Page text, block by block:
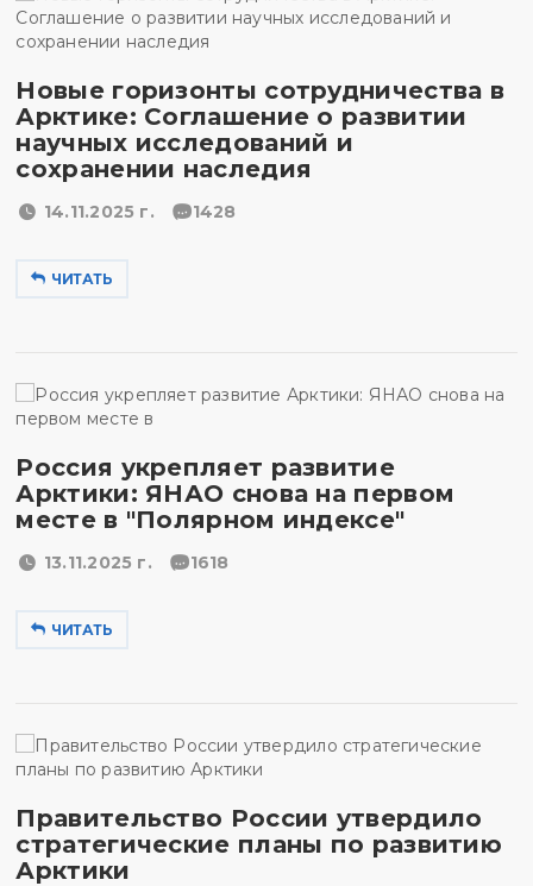
Новые горизонты сотрудничества в
Арктике: Соглашение о развитии
научных исследований и
сохранении наследия
14.11.2025 г. 1428
ЧИТАТЬ
Россия укрепляет развитие
Арктики: ЯНАО снова на первом
месте в "Полярном индексе"
13.11.2025 г. 1618
ЧИТАТЬ
Правительство России утвердило
стратегические планы по развитию
Арктики